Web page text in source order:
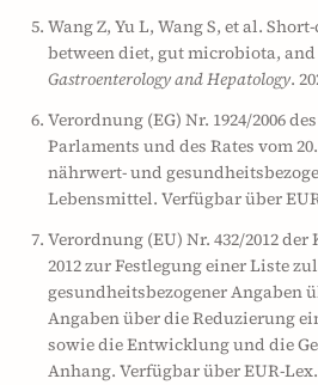
Wang Z, Yu L, Wang S, et al.
between diet, gut microbiota,
Gastroenterology and Hepatology.
Verordnung (EG) Nr. 1924/2006
Parlaments und des Rates vom
nährwert- und
Lebensmittel. Verfügbar über
Verordnung (EU) Nr. 432/2012
2012 zur Festlegung einer Liste
gesundheitsbezogener Angaben
Angaben über die Reduzierung
sowie die Entwicklung und die
Anhang. Verfügbar über EUR-Lex.